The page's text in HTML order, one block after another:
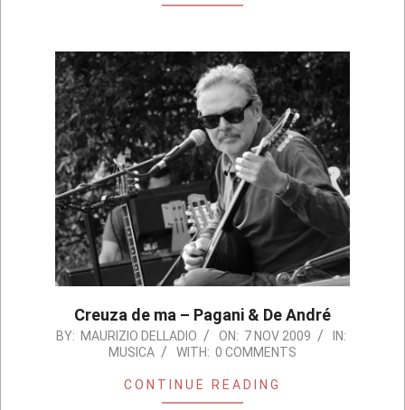
Creuza de ma – Pagani & De André
2009-
BY: MAURIZIO DELLADIO ON: 7 NOV 2009
IN:
MUSICA
WITH: 0 COMMENTS
CONTINUE READING